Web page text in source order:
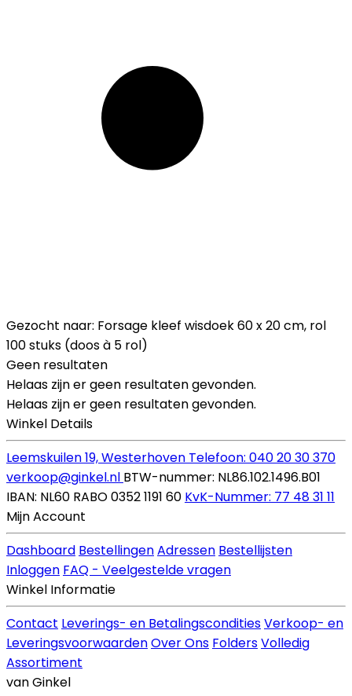
Gezocht naar: Forsage kleef wisdoek 60 x 20 cm, rol
100 stuks (doos à 5 rol)
Geen resultaten
Helaas zijn er geen resultaten gevonden.
Helaas zijn er geen resultaten gevonden.
Winkel Details
Leemskuilen 19, Westerhoven Telefoon: 040 20 30 370
verkoop@ginkel.nl BTW-nummer: NL86.102.1496.B01
IBAN: NL60 RABO 0352 1191 60 KvK-Nummer: 77 48 31 11
Mijn Account
Dashboard BestellingenAdressen Bestellijsten
Inloggen FAQ - Veelgestelde vragen
Winkel Informatie
Contact Leverings- en BetalingsconditiesVerkoop- en
LeveringsvoorwaardenOver Ons FoldersVolledig
Assortiment
van Ginkel